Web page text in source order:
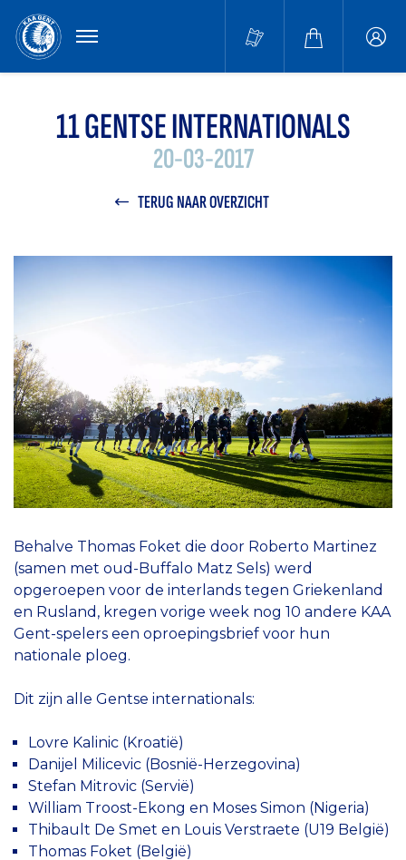
MENU
11 GENTSE INTERNATIONALS
20-03-2017
TERUG NAAR OVERZICHT
Behalve Thomas Foket die door Roberto Martinez
(samen met oud-Buffalo Matz Sels) werd
opgeroepen voor de interlands tegen Griekenland
en Rusland, kregen vorige week nog 10 andere KAA
Gent-spelers een oproepingsbrief voor hun
nationale ploeg.
Dit zijn alle Gentse internationals:
Lovre Kalinic (Kroatië)
Danijel Milicevic (Bosnië-Herzegovina)
Stefan Mitrovic (Servië)
William Troost-Ekong en Moses Simon (Nigeria)
Thibault De Smet en Louis Verstraete (U19 België)
Thomas Foket (België)